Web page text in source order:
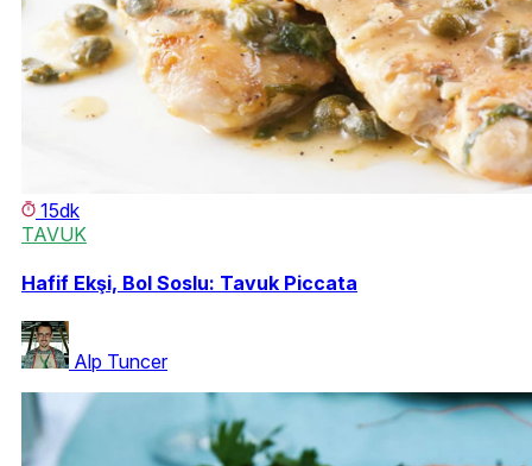
15dk
TAVUK
Hafif Ekşi, Bol Soslu: Tavuk Piccata
Alp Tuncer